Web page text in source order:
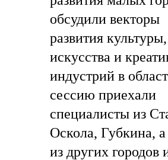
обсудили векторы
развития культуры,
искусства и
индустрий в
сессию приехали
специалисты из
Оскола, Губкина,
из других городов